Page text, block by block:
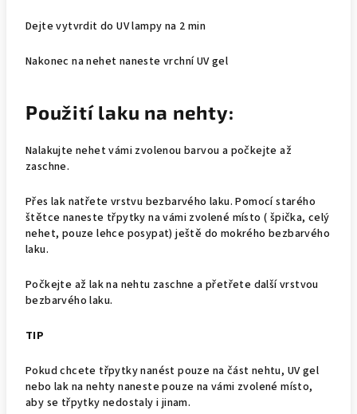
Dejte vytvrdit do UV lampy na 2 min
Nakonec na nehet naneste vrchní UV gel
Použití laku na nehty:
Nalakujte nehet vámi zvolenou barvou a počkejte až
zaschne.
Přes lak natřete vrstvu bezbarvého laku. Pomocí starého
štětce naneste třpytky na vámi zvolené místo ( špička, celý
nehet, pouze lehce posypat) ještě do mokrého bezbarvého
laku.
Počkejte až lak na nehtu zaschne a přetřete další vrstvou
bezbarvého laku.
TIP
Pokud chcete třpytky nanést pouze na část nehtu, UV gel
nebo lak na nehty naneste pouze na vámi zvolené místo,
aby se třpytky nedostaly i jinam.